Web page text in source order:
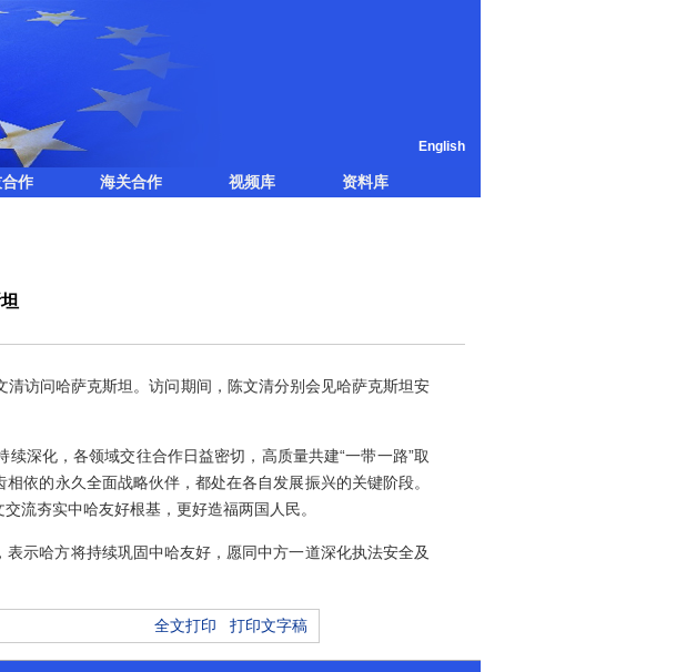
English
作 海关合作 视频库 资料库
访问哈萨克斯坦。访问期间，陈文清分别会见哈萨克斯坦安
深化，各领域交往合作日益密切，高质量共建“一带一路”取
依的永久全面战略伙伴，都处在各自发展振兴的关键阶段。
流夯实中哈友好根基，更好造福两国人民。
示哈方将持续巩固中哈友好，愿同中方一道深化执法安全及
全文打印 打印文字稿